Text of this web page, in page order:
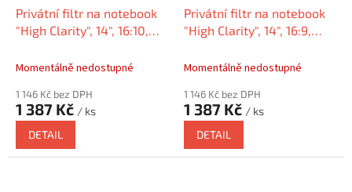
Privátní filtr na notebook
"High Clarity", 14", 16:10,
Momentálně nedostupné
1 146 Kč bez DPH
1 387 Kč / ks
DETAIL
Privátní filtr na notebook
"High Clarity", 14", 16:9,
Momentálně nedostupné
1 146 Kč bez DPH
1 387 Kč / ks
DETAIL